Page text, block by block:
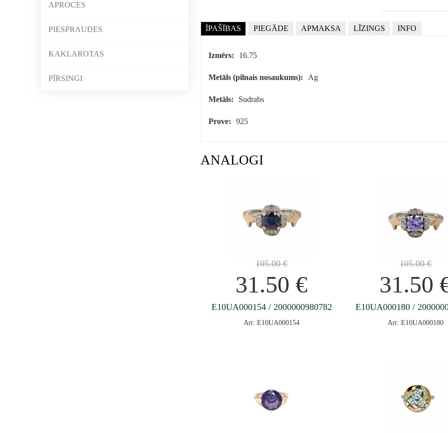
APROCES
PIESPRAUDES
KAKLAROTAS
PĪRSINGI
ĪPAŠĪBAS PIEGĀDE APMAKSA LĪZINGS INFO
Izmērs: 16.75
Metāls (pilnais nosaukums): Ag
Metāls: Sudrabs
Prove: 925
ANALOGI
105.00€
31.50€
E10UA000154 / 2000000980782
Art: E10UA000154
105.00€
31.50
E10UA000180 /
Art: E10UA000180